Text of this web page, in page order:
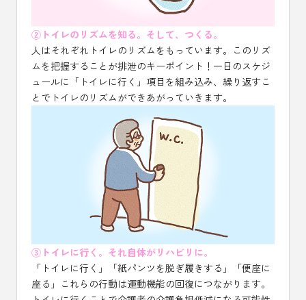
②トイレのリズムを知る。そして、つくる。
人はそれぞれトイレのリズムをもっています。このリズ
ムを把握することが排泄のキーポイント！一日のスケジ
ュールに「トイレに行く」項目を組み込み、繰り返すこ
とでトイレのリズムができあがっていきます。
③トイレに行く。それ自体がリハビリに。
「トイレに行く」「紙パンツを脱ぎ履きする」「便座に
座る」これらの行動は運動機能の回復につながります。